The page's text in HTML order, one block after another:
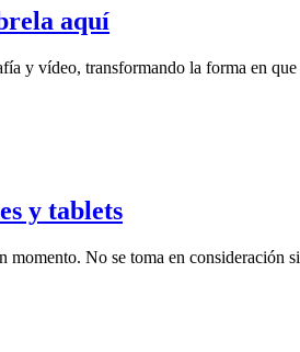
aquí
y vídeo, transformando la forma en
y tablets
momento. No se toma en